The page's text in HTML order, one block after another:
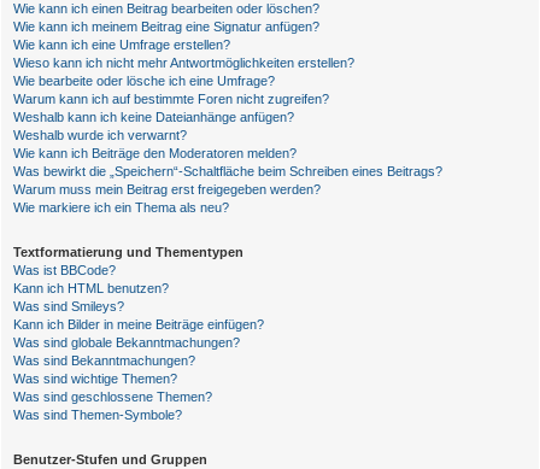
Wie kann ich einen Beitrag bearbeiten oder löschen?
Wie kann ich meinem Beitrag eine Signatur anfügen?
Wie kann ich eine Umfrage erstellen?
Wieso kann ich nicht mehr Antwortmöglichkeiten erstellen?
Wie bearbeite oder lösche ich eine Umfrage?
Warum kann ich auf bestimmte Foren nicht zugreifen?
Weshalb kann ich keine Dateianhänge anfügen?
Weshalb wurde ich verwarnt?
Wie kann ich Beiträge den Moderatoren melden?
Was bewirkt die „Speichern“-Schaltfläche beim Schreiben eines Beitrags?
Warum muss mein Beitrag erst freigegeben werden?
Wie markiere ich ein Thema als neu?
Textformatierung und Thementypen
Was ist BBCode?
Kann ich HTML benutzen?
Was sind Smileys?
Kann ich Bilder in meine Beiträge einfügen?
Was sind globale Bekanntmachungen?
Was sind Bekanntmachungen?
Was sind wichtige Themen?
Was sind geschlossene Themen?
Was sind Themen-Symbole?
Benutzer-Stufen und Gruppen